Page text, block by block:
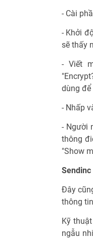
- Cài
- Khởi
sẽ thấy
- Viết
dùng để
- Nhấp
- Người
thông
"Show
Sendinc
Đây
thông
Kỹ
ngẫu